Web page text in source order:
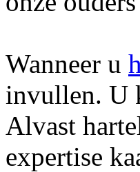
Wanneer u
invullen. U
Alvast
expertise